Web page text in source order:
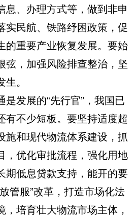
息、办理方式等，做到非申
实民航、铁路纾困政策，促
的重要产业恢复发展。要始
弦，加强风险排查整治，坚
。
发展的“先行官”，我国已
有不少短板。要坚持适度超
施和现代物流体系建设，抓
，优化审批流程，强化用地
期低息贷款支持，能开的要
管服”改革，打造市场化法
培育壮大物流市场主体，